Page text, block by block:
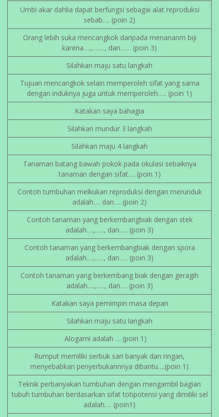
Umbi akar dahlia dapat berfungsi sebagai alat reproduksi
sebab…. (poin 2)
Orang lebih suka mencangkok daripada menananm biji
karena….,……., dan…… (poin 3)
Silahkan maju satu langkah
Tujuan mencangkok selain memperoleh sifat yang sama
dengan induknya juga untuk memperoleh….. (poin 1)
Katakan saya bahagia
Silahkan mundur 3 langkah
Silahkan maju 4 langkah
Tanaman batang bawah pokok pada okulasi sebaiknya
tanaman dengan sifat…. (poin 1)
Contoh tumbuhan melkukan reproduksi dengan merunduk
adalah…. dan…. (poin 2)
Contoh tanaman yang berkembangbiak dengan stek
adalah….,….., dan….. (poin 3)
Contoh tanaman yang berkembangbiak dengan spora
adalah….,….., dan….. (poin 3)
Contoh tanaman yang berkembang biak dengan geragih
adalah….,….., dan…. (poin 3)
Katakan saya pemimpin masa depan
Silahkan maju satu langkah
Alogami adalah … (poin 1)
Rumput memiliki serbuk sari banyak dan ringan,
menyebabkan penyerbukannnya dibantu….(poin 1)
Teknik perbanyakan tumbuhan dengan mengambil bagian
tubuh tumbuhan berdasarkan sifat totipotensi yang dimiliki sel
adalah…. (poin1)